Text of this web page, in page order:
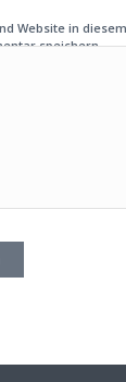
Website in
speichern.